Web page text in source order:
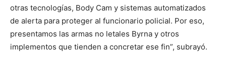
otras tecnologías, Body Cam y sistemas automatizados
de alerta para proteger al funcionario policial. Por eso,
presentamos las armas no letales Byrna y otros
implementos que tienden a concretar ese fin”, subrayó.